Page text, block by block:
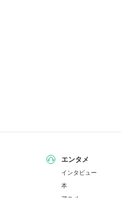
エンタメ
インタビュー
本